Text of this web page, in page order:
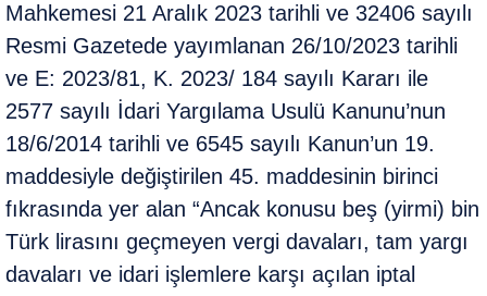
Mahkemesi 21 Aralık 2023 tarihli ve 32406 sayılı
Resmi Gazetede yayımlanan 26/10/2023 tarihli
ve E: 2023/81, K. 2023/ 184 sayılı Kararı ile
2577 sayılı İdari Yargılama Usulü Kanunu’nun
18/6/2014 tarihli ve 6545 sayılı Kanun’un 19.
maddesiyle değiştirilen 45. maddesinin birinci
fıkrasında yer alan “Ancak konusu beş (yirmi) bin
Türk lirasını geçmeyen vergi davaları, tam yargı
davaları ve idari işlemlere karşı açılan iptal